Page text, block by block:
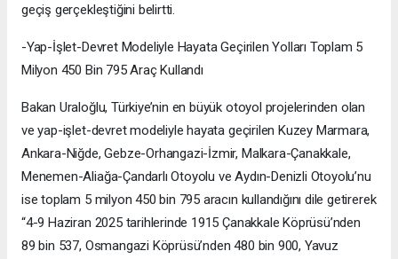
geçiş gerçekleştiğini belirtti.
-Yap-İşlet-Devret Modeliyle Hayata Geçirilen Yolları Toplam 5
Milyon 450 Bin 795 Araç Kullandı
Bakan Uraloğlu, Türkiye’nin en büyük otoyol projelerinden olan
ve yap-işlet-devret modeliyle hayata geçirilen Kuzey Marmara,
Ankara-Niğde, Gebze-Orhangazi-İzmir, Malkara-Çanakkale,
Menemen-Aliağa-Çandarlı Otoyolu ve Aydın-Denizli Otoyolu’nu
ise toplam 5 milyon 450 bin 795 aracın kullandığını dile getirerek
“4-9 Haziran 2025 tarihlerinde 1915 Çanakkale Köprüsü’nden
89 bin 537, Osmangazi Köprüsü’nden 480 bin 900, Yavuz